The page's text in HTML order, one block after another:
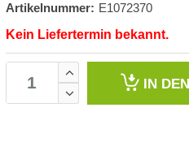
Artikelnummer: E1072370
Kein Liefertermin bekannt.
IN DEN